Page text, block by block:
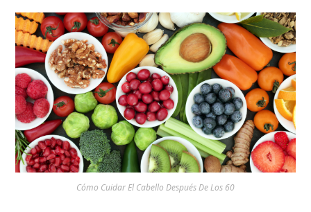
Cómo Cuidar El Cabello Después De Los 60